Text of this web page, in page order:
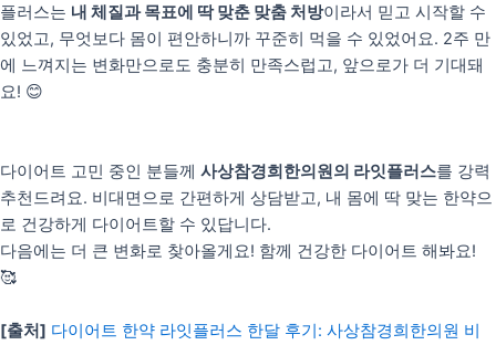
플러스는 내 체질과 목표에 딱 맞춘 맞춤 처방이라서 믿고 시작할 수
있었고, 무엇보다 몸이 편안하니까 꾸준히 먹을 수 있었어요. 2주 만
에 느껴지는 변화만으로도 충분히 만족스럽고, 앞으로가 더 기대돼
요! 😊
다이어트 고민 중인 분들께 사상참경희한의원의 라잇플러스를 강력
추천드려요. 비대면으로 간편하게 상담받고, 내 몸에 딱 맞는 한약으
로 건강하게 다이어트할 수 있답니다.
다음에는 더 큰 변화로 찾아올게요! 함께 건강한 다이어트 해봐요!
🥰
[출처] 다이어트 한약 라잇플러스 한달 후기: 사상참경희한의원 비